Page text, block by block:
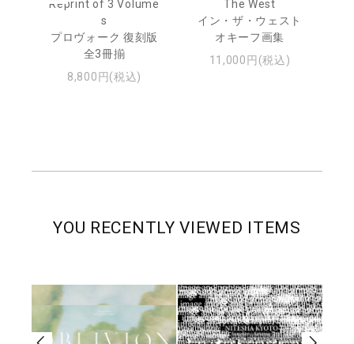
Reprint of 3 Volume
s
プロヴォーク 復刻版
全3冊揃
8,800円(税込)
The West
イン・ザ・ウェスト
オキーフ画集
11,000円(税込)
YOU RECENTLY VIEWED ITEMS